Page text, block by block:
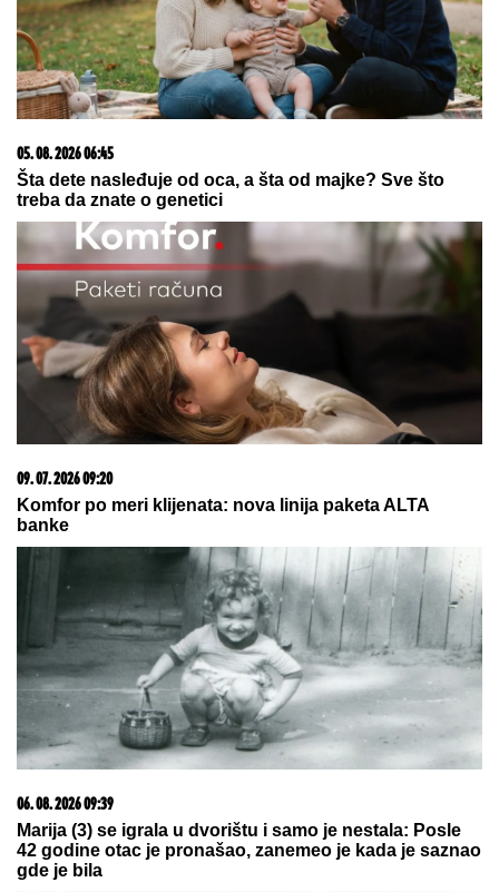
03. 08. 2026 07:31
25.000 kupaca već kupuje uz PerSu Extra. A ti? Saznaj
više
07. 08. 2026 09:14
Сазнања „Политике”: Црна Гора следећа у војном
савезу Загреба, Тиране и Приштине
REGISTRUJ SE UZ PROMO KOD CASINO Preuzmi
1500 BESPLATNIH SPINOVA